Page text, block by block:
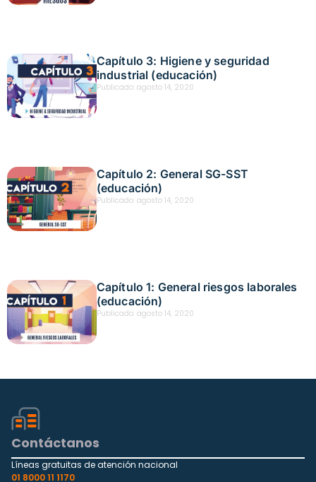
Capítulo 3: Higiene y seguridad
industrial (educación)
Publicado: agosto 14, 2020
Capítulo 2: General SG-SST
(educación)
Publicado: agosto 14, 2020
Capítulo 1: General riesgos laborales
(educación)
Publicado: agosto 14, 2020
Contáctanos
Líneas gratuitas de atención nacional
01 8000 11 1170